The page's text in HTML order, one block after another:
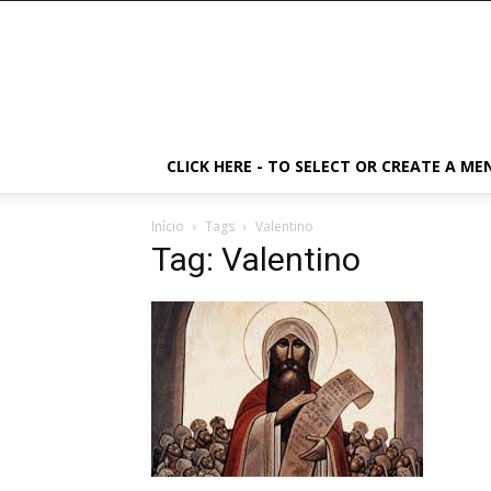
CLICK HERE - TO SELECT OR CREATE A
Início Tags Valentino
Tag: Valentino